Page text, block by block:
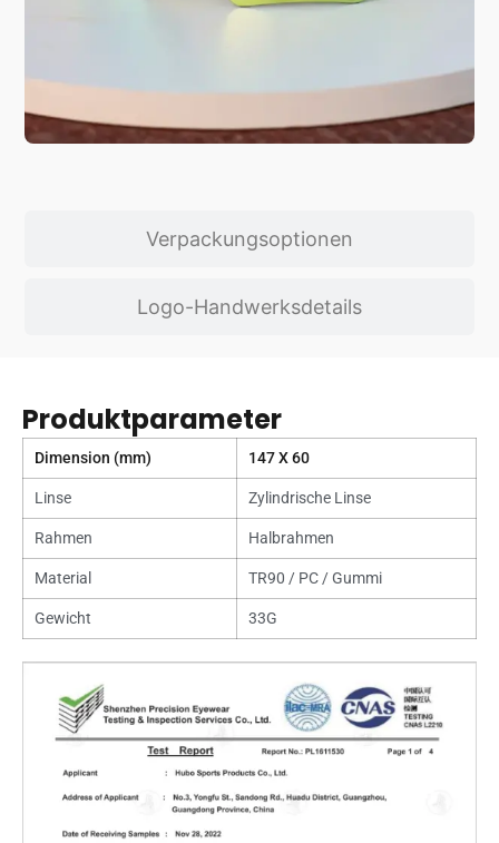
Verpackungsoptionen
Logo-Handwerksdetails
Produktparameter
Dimension (mm) 147 X 60
Linse Zylindrische Linse
Rahmen Halbrahmen
Material TR90 / PC / Gummi
Gewicht 33G